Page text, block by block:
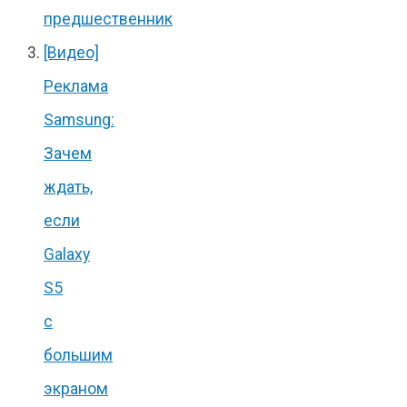
предшественник
[Видео]
Реклама
Samsung:
Зачем
ждать,
если
Galaxy
S5
с
большим
экраном